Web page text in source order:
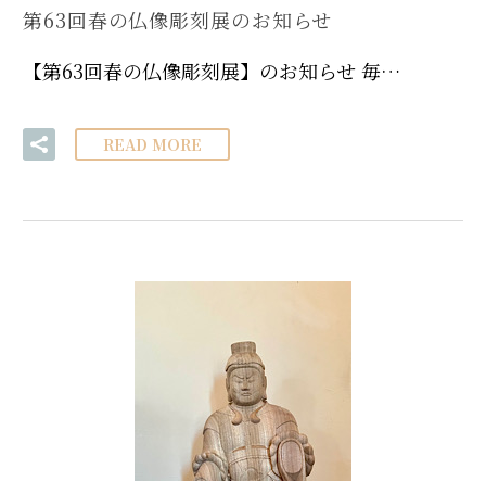
第63回春の仏像彫刻展のお知らせ
【第63回春の仏像彫刻展】のお知らせ 毎…
READ MORE